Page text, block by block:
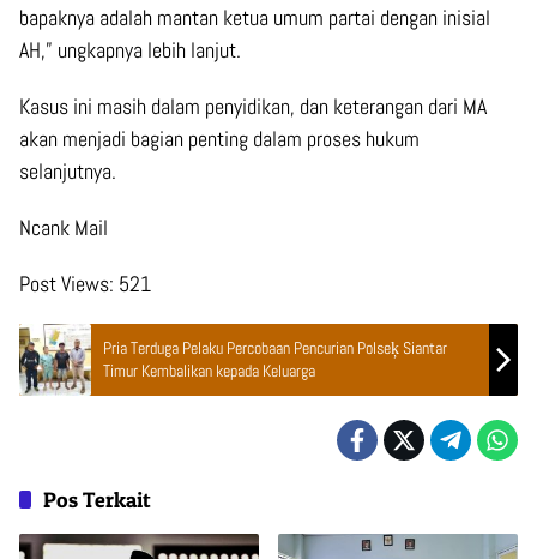
bapaknya adalah mantan ketua umum partai dengan inisial
AH,” ungkapnya lebih lanjut.
Kasus ini masih dalam penyidikan, dan keterangan dari MA
akan menjadi bagian penting dalam proses hukum
selanjutnya.
Ncank Mail
Post Views: 521
Pria Terduga Pelaku Percobaan Pencurian Polseķ Siantar
Timur Kembalikan kepada Keluarga
Pos Terkait